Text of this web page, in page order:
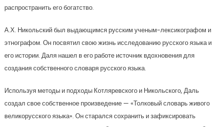
распространить его богатство.
А.Х. Никольский был выдающимся русским ученым-лексикографом и
этнографом. Он посвятил свою жизнь исследованию русского языка и
его истории. Даля нашел в его работе источник вдохновения для
создания собственного словаря русского языка.
Используя методы и подходы Котляревского и Никольского, Даль
создал свое собственное произведение — «Толковый словарь живого
великорусского языка». Он старался сохранить и зафиксировать